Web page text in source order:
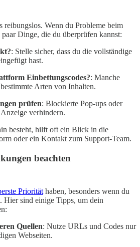
reibungslos. Wenn du Probleme beim
Dinge, die du überprüfen kannst:
: Stelle sicher, dass du die vollständige
hast.
Einbettungscodes?: Manche
Arten von Inhalten.
prüfen: Blockierte Pop-ups oder
verhindern.
besteht, hilft oft ein Blick in die
oder ein Kontakt zum Support-Team.
beachten
Priorität haben, besonders wenn du
Hier sind einige Tipps, um dein
Quellen: Nutze URLs und Codes nur
Webseiten.